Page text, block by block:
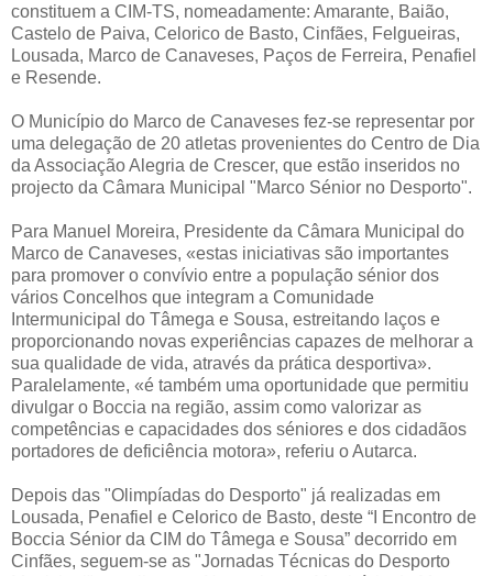
constituem a CIM-TS, nomeadamente: Amarante, Baião,
Castelo de Paiva, Celorico de Basto, Cinfães, Felgueiras,
Lousada, Marco de Canaveses, Paços de Ferreira, Penafiel
e Resende.
O Município do Marco de Canaveses fez-se representar por
uma delegação de 20 atletas provenientes do Centro de Dia
da Associação Alegria de Crescer, que estão inseridos no
projecto da Câmara Municipal "Marco Sénior no Desporto".
Para Manuel Moreira, Presidente da Câmara Municipal do
Marco de Canaveses, «estas iniciativas são importantes
para promover o convívio entre a população sénior dos
vários Concelhos que integram a Comunidade
Intermunicipal do Tâmega e Sousa, estreitando laços e
proporcionando novas experiências capazes de melhorar a
sua qualidade de vida, através da prática desportiva».
Paralelamente, «é também uma oportunidade que permitiu
divulgar o Boccia na região, assim como valorizar as
competências e capacidades dos séniores e dos cidadãos
portadores de deficiência motora», referiu o Autarca.
Depois das "Olimpíadas do Desporto" já realizadas em
Lousada, Penafiel e Celorico de Basto, deste “I Encontro de
Boccia Sénior da CIM do Tâmega e Sousa” decorrido em
Cinfães, seguem-se as "Jornadas Técnicas do Desporto